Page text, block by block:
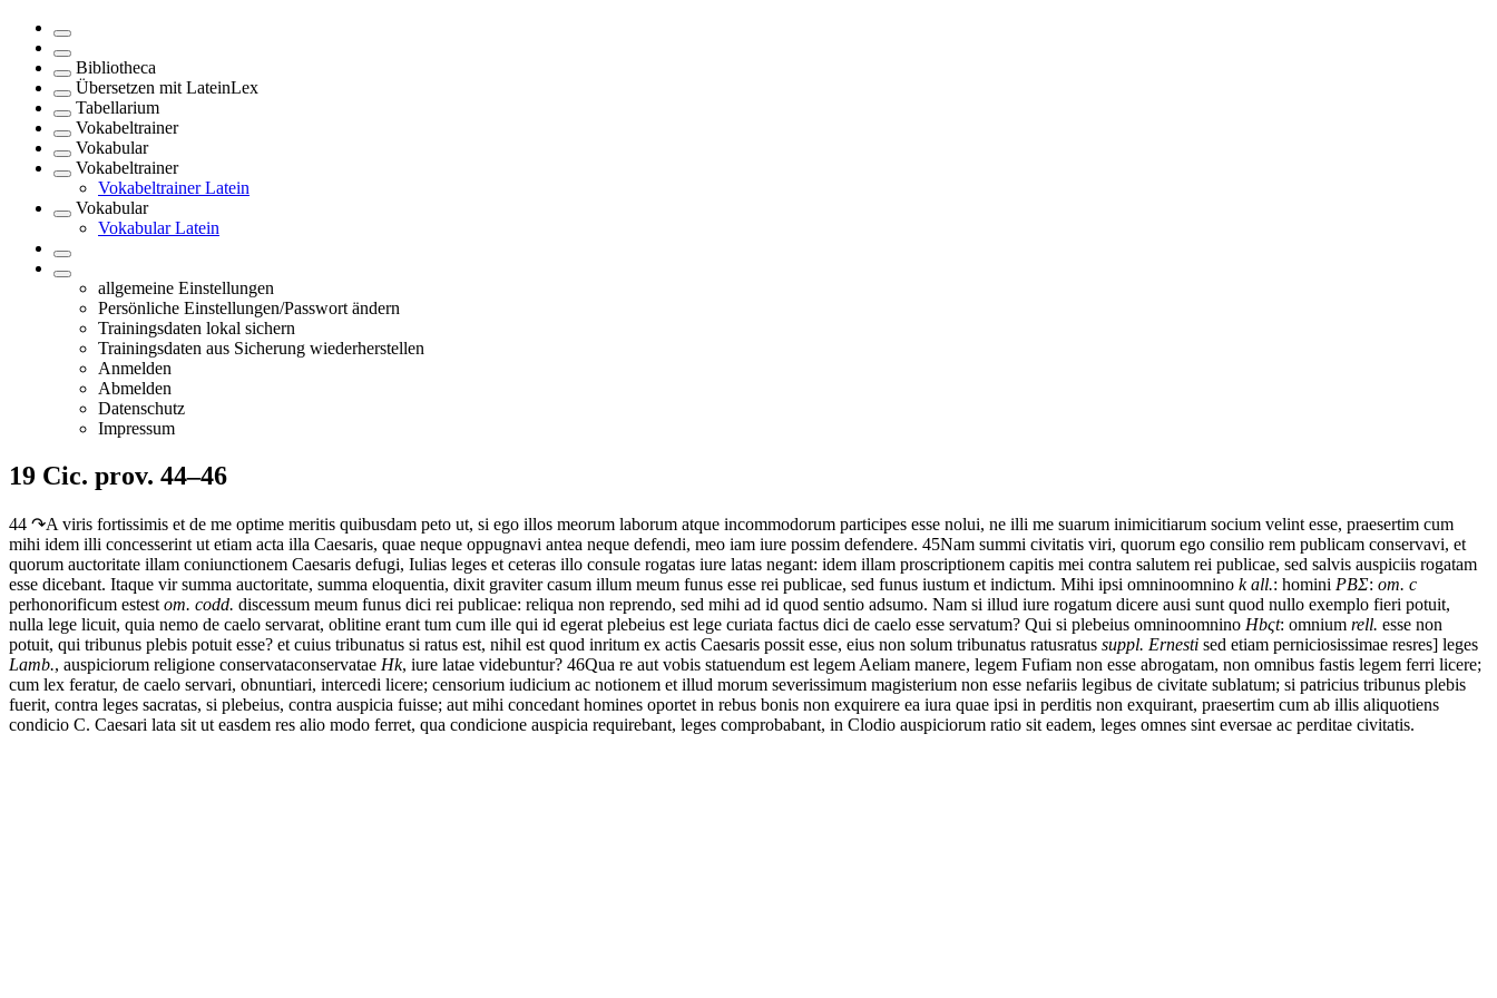
Bibliotheca
Übersetzen mit LateinLex
Tabellarium
Vokabeltrainer
Vokabular
Vokabeltrainer
Vokabeltrainer Latein
Vokabular
Vokabular Latein
allgemeine Einstellungen
Persönliche Einstellungen/Passwort ändern
Trainingsdaten lokal sichern
Trainingsdaten aus Sicherung wiederherstellen
Anmelden
Abmelden
Datenschutz
Impressum
19 Cic. prov. 44–46
44 ↷A viris fortissimis et de me optime meritis quibusdam peto ut, si ego illos meorum laborum atque incommodorum participes esse nolui, ne illi me suarum inimicitiarum socium velint esse, praesertim cum
mihi idem illi concesserint ut etiam acta illa Caesaris, quae neque oppugnavi antea neque defendi, meo iam iure possim defendere. 45Nam summi civitatis viri, quorum ego consilio rem publicam conservavi, et
quorum auctoritate illam coniunctionem Caesaris defugi, Iulias leges et ceteras illo consule rogatas iure latas negant: idem illam proscriptionem capitis mei contra salutem rei publicae, sed salvis auspiciis rogatam
esse dicebant. Itaque vir summa auctoritate, summa eloquentia, dixit graviter casum illum meum funus esse rei publicae, sed funus iustum et indictum. Mihi ipsi omninoomnino k all.: homini PBΣ: om. c
perhonorificum estest om. codd. discessum meum funus dici rei publicae: reliqua non reprendo, sed mihi ad id quod sentio adsumo. Nam si illud iure rogatum dicere ausi sunt quod nullo exemplo fieri potuit,
nulla lege licuit, quia nemo de caelo servarat, oblitine erant tum cum ille qui id egerat plebeius est lege curiata factus dici de caelo esse servatum? Qui si plebeius omninoomnino Hbςt: omnium rell. esse non
potuit, qui tribunus plebis potuit esse? et cuius tribunatus si ratus est, nihil est quod inritum ex actis Caesaris possit esse, eius non solum tribunatus ratusratus suppl. Ernesti sed etiam perniciosissimae resres] leges
Lamb., auspiciorum religione conservataconservatae Hk, iure latae videbuntur? 46Qua re aut vobis statuendum est legem Aeliam manere, legem Fufiam non esse abrogatam, non omnibus fastis legem ferri licere;
cum lex feratur, de caelo servari, obnuntiari, intercedi licere; censorium iudicium ac notionem et illud morum severissimum magisterium non esse nefariis legibus de civitate sublatum; si patricius tribunus plebis
fuerit, contra leges sacratas, si plebeius, contra auspicia fuisse; aut mihi concedant homines oportet in rebus bonis non exquirere ea iura quae ipsi in perditis non exquirant, praesertim cum ab illis aliquotiens
condicio C. Caesari lata sit ut easdem res alio modo ferret, qua condicione auspicia requirebant, leges comprobabant, in Clodio auspiciorum ratio sit eadem, leges omnes sint eversae ac perditae civitatis.